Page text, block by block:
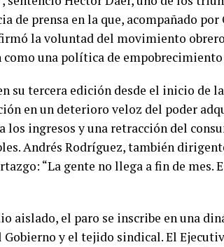
de prensa en la que, acompañado por
la voluntad del movimiento
como una política de
su tercera edición desde el inicio de
en un deterioro veloz del poder
los ingresos y una retracción del
Andrés Rodríguez, también
“La gente no llega a fin de mes.
aislado, el paro se inscribe en una
y el tejido sindical. El